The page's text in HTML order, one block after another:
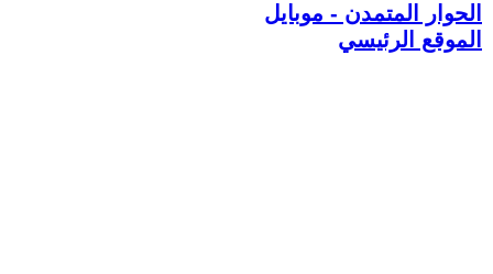
الحوار المتمدن - موبايل
الموقع الرئيسي